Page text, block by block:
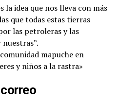
la idea que nos lleva con más
que todas estas tierras
las petroleras y las